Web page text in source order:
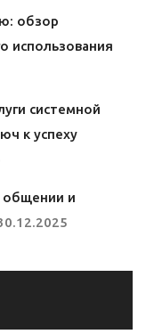
обзор
использования
системной
к успеху
общении и